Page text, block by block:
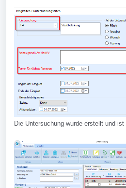
Die Untersuchung wurde erstellt und